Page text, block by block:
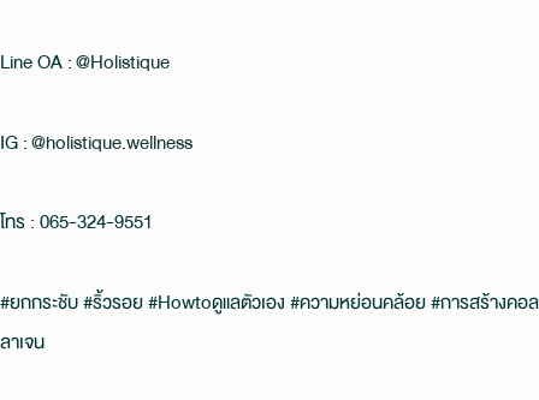
Line OA :@Holistique
IG :@holistique.wellness
โทร : 065-324-9551
#ยกกระชับ #ริ้วรอย #Howtoดูแลตัวเอง #ความหย่อนคล้อย #การสร้างคอล
ลาเจน